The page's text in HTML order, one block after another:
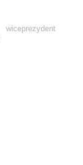
wiceprezydent